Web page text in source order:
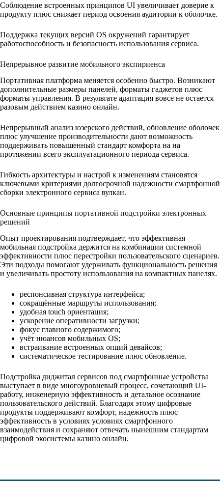
Соблюдение встроенных принципов UI увеличивает доверие к
продукту плюс снижает период освоения аудитории к оболочке.
Поддержка текущих версий OS окружений гарантирует
работоспособность и безопасность использования сервиса.
Непрерывное развитие мобильного экспириенса
Портативная платформа меняется особенно быстро. Возникают
дополнительные размеры панелей, форматы гаджетов плюс
форматы управления. В результате адаптация вовсе не остается
разовым действием казино онлайн.
Непрерывный анализ юзерского действий, обновление оболочек
плюс улучшение производительности дают возможность
поддерживать повышенный стандарт комфорта на на
протяжении всего эксплуатационного периода сервиса.
Гибкость архитектуры и настрой к изменениям становятся
ключевыми критериями долгосрочной надежности смартфонной
сборки электронного сервиса вулкан.
Основные принципы портативной подстройки электронных
решений
Опыт проектирования подтверждает, что эффективная
мобильная подстройка держится на комбинации системной
эффективности плюс перестройки пользовательского сценариев.
Эти подходы помогают удерживать функциональность решения
и увеличивать простоту использования на компактных панелях.
респонсивная структура интерфейса;
сокращённые маршруты использования;
удобная touch ориентация;
ускорение оперативности загрузки;
фокус главного содержимого;
учёт нюансов мобильных OS;
встраивание встроенных опций девайсов;
систематическое тестирование плюс обновление.
Подстройка диджитал сервисов под смартфонные устройства
выступает в виде многоуровневый процесс, сочетающий UI-
работу, инженерную эффективность и детальное осознание
пользовательского действий. Благодаря этому цифровые
продукты поддерживают комфорт, надежность плюс
эффективность в условиях условиях смартфонного
взаимодействия и сохраняют отвечать нынешним стандартам
цифровой экосистемы казино онлайн.